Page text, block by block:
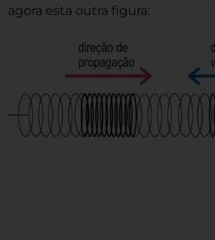
agora esta outra figura: